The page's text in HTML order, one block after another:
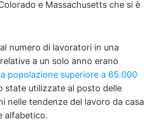
e Massachusetts che si è
numero di lavoratori in una
a un solo anno erano
popolazione superiore a 65.000
state utilizzate al posto delle
nelle tendenze del lavoro da casa
alfabetico.